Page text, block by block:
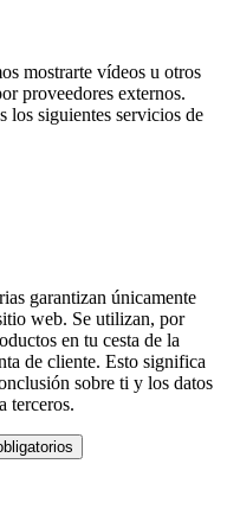
mostrarte vídeos u otros
proveedores externos.
los siguientes servicios de
garantizan únicamente
web. Se utilizan, por
en tu cesta de la
de cliente. Esto significa
sobre ti y los datos
terceros.